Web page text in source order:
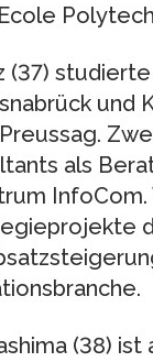
(37)
und
als
(38)